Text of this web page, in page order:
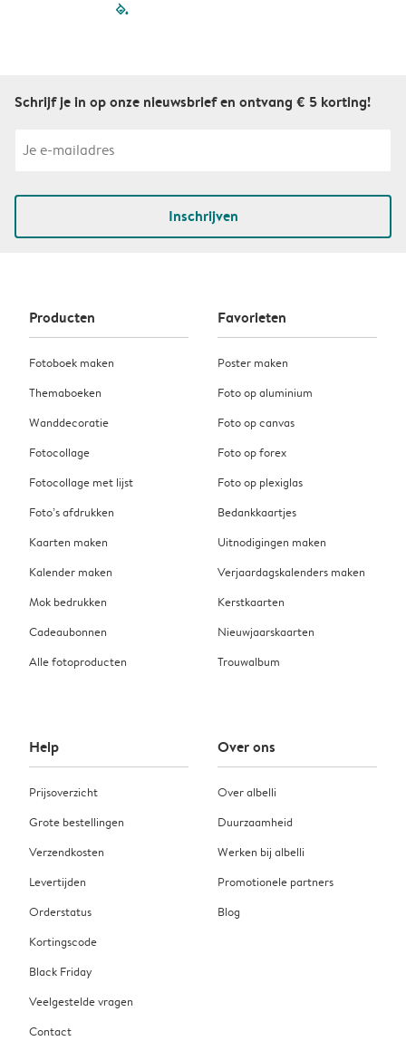
filled-pagination
Schrijf je in op onze nieuwsbrief en ontvang € 5 korting!
Inschrijven
Producten
Fotoboek maken
Themaboeken
Wanddecoratie
Fotocollage
Fotocollage met lijst
Foto’s afdrukken
Kaarten maken
Kalender maken
Mok bedrukken
Cadeaubonnen
Alle fotoproducten
Favorieten
Poster maken
Foto op aluminium
Foto op canvas
Foto op forex
Foto op plexiglas
Bedankkaartjes
Uitnodigingen maken
Verjaardagskalenders maken
Kerstkaarten
Nieuwjaarskaarten
Trouwalbum
Help
Prijsoverzicht
Grote bestellingen
Verzendkosten
Levertijden
Orderstatus
Kortingscode
Black Friday
Veelgestelde vragen
Contact
Over ons
Over albelli
Duurzaamheid
Werken bij albelli
Promotionele partners
Blog